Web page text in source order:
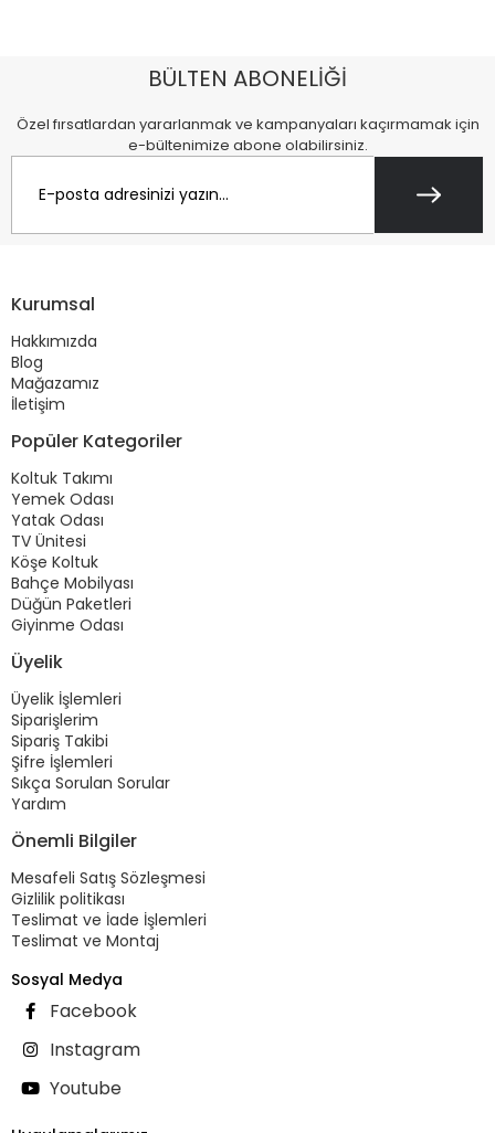
BÜLTEN ABONELİĞİ
Özel fırsatlardan yararlanmak ve kampanyaları kaçırmamak için
e-bültenimize abone olabilirsiniz.
Kurumsal
Hakkımızda
Blog
Mağazamız
İletişim
Popüler Kategoriler
Koltuk Takımı
Yemek Odası
Yatak Odası
TV Ünitesi
Köşe Koltuk
Bahçe Mobilyası
Düğün Paketleri
Giyinme Odası
Üyelik
Üyelik İşlemleri
Siparişlerim
Sipariş Takibi
Şifre İşlemleri
Sıkça Sorulan Sorular
Yardım
Önemli Bilgiler
Mesafeli Satış Sözleşmesi
Gizlilik politikası
Teslimat ve İade İşlemleri
Teslimat ve Montaj
Sosyal Medya
Facebook
Instagram
Youtube